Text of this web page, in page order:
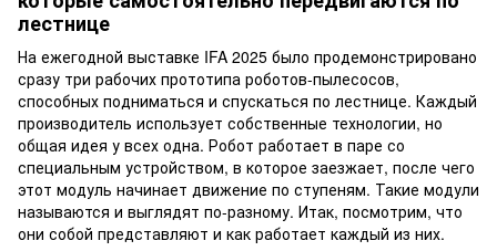
лестнице
На ежегодной выставке IFA 2025 было продемонстрировано
сразу три рабочих прототипа роботов-пылесосов,
способных подниматься и спускаться по лестнице. Каждый
производитель использует собственные технологии, но
общая идея у всех одна. Робот работает в паре со
специальным устройством, в которое заезжает, после чего
этот модуль начинает движение по ступеням. Такие модули
называются и выглядят по-разному. Итак, посмотрим, что
они собой представляют и как работает каждый из них.